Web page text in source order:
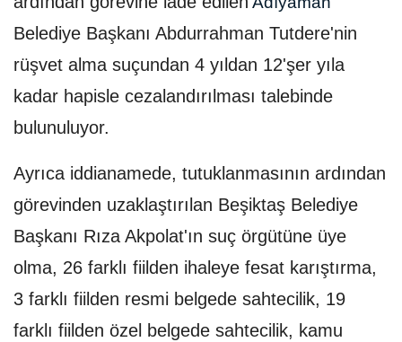
Belediye Başkanı Abdurrahman Tutdere'nin
rüşvet alma suçundan 4 yıldan 12'şer yıla
kadar hapisle cezalandırılması talebinde
bulunuluyor.
Ayrıca iddianamede, tutuklanmasının ardından
görevinden uzaklaştırılan Beşiktaş Belediye
Başkanı Rıza Akpolat'ın suç örgütüne üye
olma, 26 farklı fiilden ihaleye fesat karıştırma,
3 farklı fiilden resmi belgede sahtecilik, 19
farklı fiilden özel belgede sahtecilik, kamu